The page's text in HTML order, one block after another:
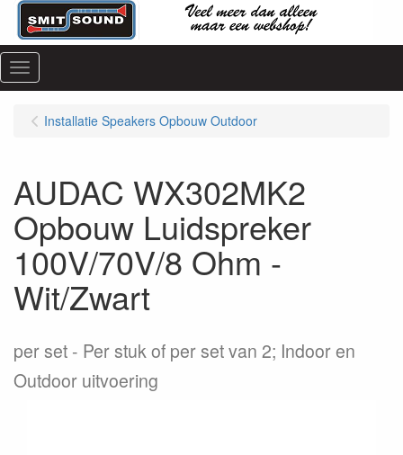
Menu
Installatie Speakers Opbouw Outdoor
AUDAC WX302MK2
Opbouw Luidspreker
100V/70V/8 Ohm -
Wit/Zwart
per set
Per stuk of per set van 2; Indoor en
Outdoor uitvoering